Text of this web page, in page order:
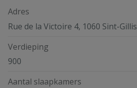
Adres
Rue de la Victoire 4, 1060 Sint-Gillis
Verdieping
900
Aantal slaapkamers